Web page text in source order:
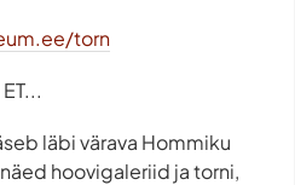
torn
läbi värava Hommiku
hoovigaleriid ja torni,